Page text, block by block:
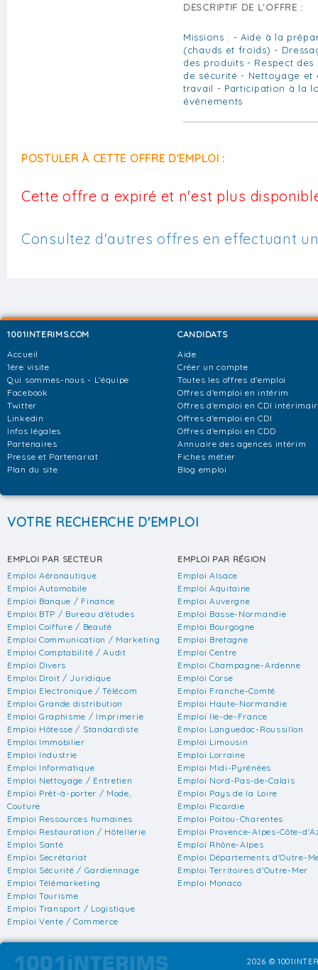
DESCRIPTIF DE L'OFFRE :
Missions : - Aide à la
(chauds et froids) -
des produits - Respect
de sécurité - Nettoyage et
travail - Participation à la
événements
POSTULER À CETTE OFFRE D'EMPLOI :
Cette offre a expiré et n'est plus
Consultez d'autres offres en effectuant
1001INTERIMS.COM
Accueil
1ère visite
Qui sommes-nous - L'équipe
Facebook
Twitter
Linkedin
Infos légales
Partenaires
Presse et Partenariat
Plan du site
CANDIDATS
Aide
Créer un compte
Toutes les offres d'emploi
Offres d'emploi en intérim
Offres d'emploi en CDI
Offres d'emploi en CDI
Offres d'emploi en CDD
Annuaire des agences intérim
Fiches métier
Blog emploi
VOTRE RECHERCHE D'EMPLOI
EMPLOI PAR SECTEUR
Emploi Aéronautique
Emploi Automobile
Emploi Banque / Finance
Emploi BTP / Bureau d'études
Emploi Coiffure / Beauté
Emploi Communication / Marketing
Emploi Comptabilité / Audit
Emploi Divers
Emploi Droit / Juridique
Emploi Electronique / Télécom
Emploi Grande distribution
Emploi Graphisme / Imprimerie
Emploi Hôtesse / Standardiste
Emploi Immobilier
Emploi Industrie
Emploi Informatique
Emploi Nettoyage / Entretien
Emploi Prêt-à-porter / Mode,
Couture
Emploi Ressources humaines
Emploi Restauration / Hôtellerie
Emploi Santé
Emploi Secrétariat
Emploi Sécurité / Gardiennage
Emploi Télémarketing
Emploi Tourisme
Emploi Transport / Logistique
Emploi Vente / Commerce
EMPLOI PAR RÉGION
Emploi Alsace
Emploi Aquitaine
Emploi Auvergne
Emploi Basse-Normandie
Emploi Bourgogne
Emploi Bretagne
Emploi Centre
Emploi Champagne-Ardenne
Emploi Corse
Emploi Franche-Comté
Emploi Haute-Normandie
Emploi Ile-de-France
Emploi Languedoc-Roussillon
Emploi Limousin
Emploi Lorraine
Emploi Midi-Pyrénées
Emploi Nord-Pas-de-Calais
Emploi Pays de la Loire
Emploi Picardie
Emploi Poitou-Charentes
Emploi Provence-Alpes-Côte-
Emploi Rhône-Alpes
Emploi Départements d'Outre-
Emploi Territoires d'Outre-Mer
Emploi Monaco
2026 ©